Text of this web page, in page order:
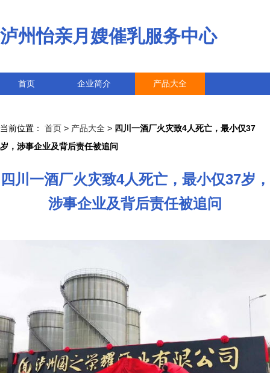
泸州怡亲月嫂催乳服务中心
首页 企业简介 产品大全
当前位置： 首页 > 产品大全 > 四川一酒厂火灾致4人死亡，最小仅37
岁，涉事企业及背后责任被追问
四川一酒厂火灾致4人死亡，最小仅37岁，
涉事企业及背后责任被追问